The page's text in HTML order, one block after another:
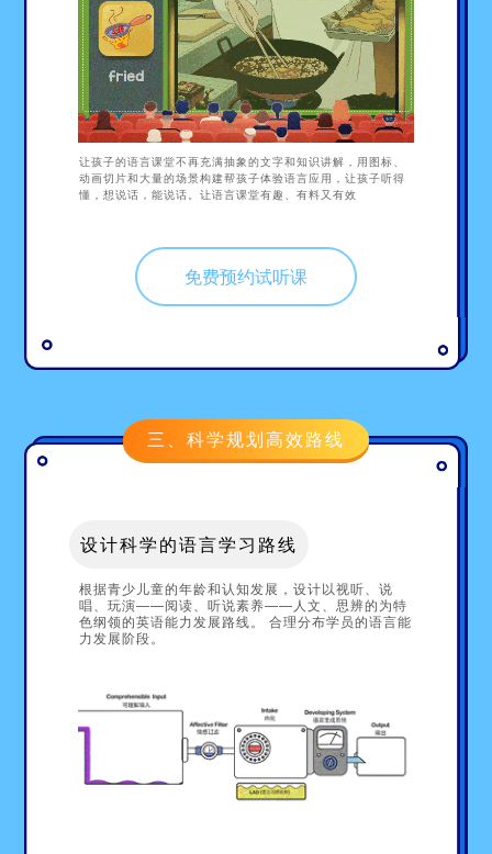
让孩子的语言课堂不再充满抽象的文字和知识讲解，用图标、
动画切片和大量的场景构建帮孩子体验语言应用，让孩子听得
懂，想说话，能说话。让语言课堂有趣、有料又有效
免费预约试听课
三、科学规划高效路线
设计科学的语言学习路线
根据青少儿童的年龄和认知发展，设计以视听、说
唱、玩演——阅读、听说素养——人文、思辨的为特
色纲领的英语能力发展路线。 合理分布学员的语言能
力发展阶段。